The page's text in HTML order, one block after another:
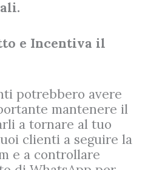
e Incentiva il
potrebbero avere
mantenere il
a tornare al tuo
clienti a seguire la
e a controllare